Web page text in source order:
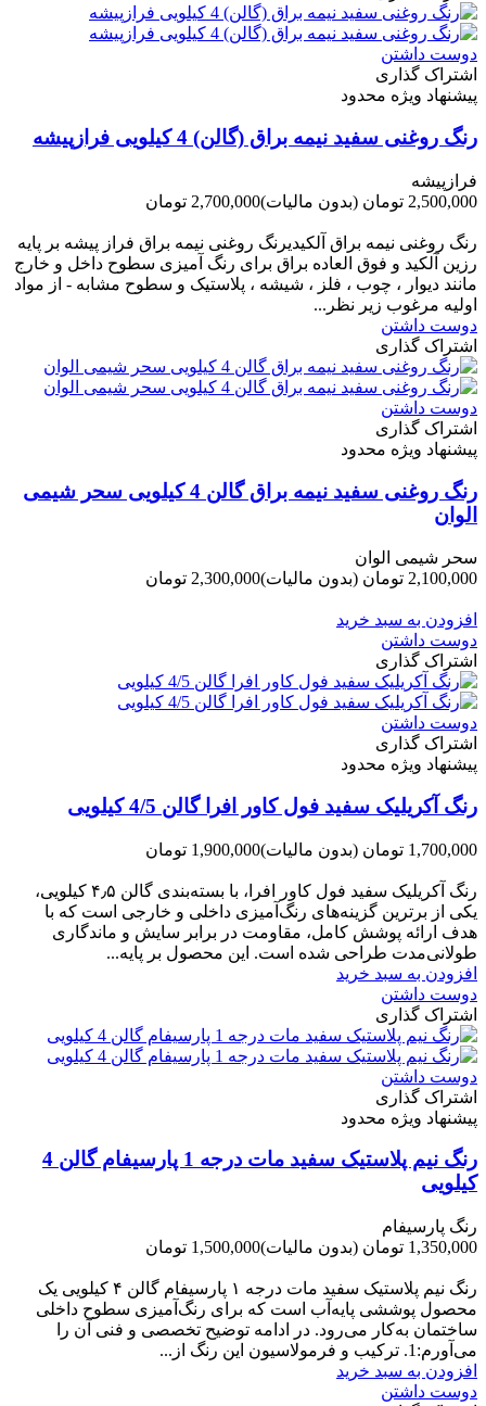
دوست داشتن
اشتراک گذاری
پیشنهاد ویژه محدود
رنگ روغنی سفید نیمه براق (گالن) 4 کیلویی فرازپیشه
فرازپیشه
2,500,000 تومان
(بدون مالیات)2,700,000 تومان
رنگ روغنی نیمه براق آلکیدیرنگ روغنی نیمه براق فراز پیشه بر پایه
رزین آلکید و فوق العاده براق برای رنگ آمیزی سطوح داخل و خارج
مانند دیوار ، چوب ، فلز ، شیشه ، پلاستیک و سطوح مشابه - از مواد
اولیه مرغوب زیر نظر...
دوست داشتن
اشتراک گذاری
دوست داشتن
اشتراک گذاری
پیشنهاد ویژه محدود
رنگ روغنی سفید نیمه براق گالن 4 کیلویی سحر شیمی
الوان
سحر شیمی الوان
2,100,000 تومان
(بدون مالیات)2,300,000 تومان
افزودن به سبد خرید
دوست داشتن
اشتراک گذاری
دوست داشتن
اشتراک گذاری
پیشنهاد ویژه محدود
رنگ آکریلیک سفید فول کاور افرا گالن 4/5 کیلویی
1,700,000 تومان (بدون مالیات)1,900,000 تومان
رنگ آکریلیک سفید فول کاور افرا، با بسته‌بندی گالن ۴٫۵ کیلویی،
یکی از برترین گزینه‌های رنگ‌آمیزی داخلی و خارجی است که با
هدف ارائه پوشش کامل، مقاومت در برابر سایش و ماندگاری
طولانی‌مدت طراحی شده است. این محصول بر پایه...
افزودن به سبد خرید
دوست داشتن
اشتراک گذاری
دوست داشتن
اشتراک گذاری
پیشنهاد ویژه محدود
رنگ نیم پلاستیک سفید مات درجه 1 پارسیفام گالن 4
کیلویی
رنگ پارسیفام
1,350,000 تومان
(بدون مالیات)1,500,000 تومان
رنگ نیم‌ پلاستیک سفید مات درجه ۱ پارسیفام گالن ۴ کیلویی یک
محصول پوششی پایه‌آب است که برای رنگ‌آمیزی سطوح داخلی
ساختمان به‌کار می‌رود. در ادامه توضیح تخصصی و فنی آن را
می‌آورم:1. ترکیب و فرمولاسیون این رنگ از...
افزودن به سبد خرید
دوست داشتن